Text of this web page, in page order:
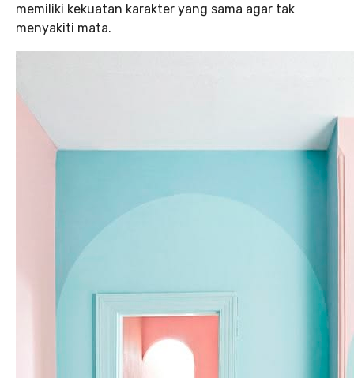
memiliki kekuatan karakter yang sama agar tak
menyakiti mata.